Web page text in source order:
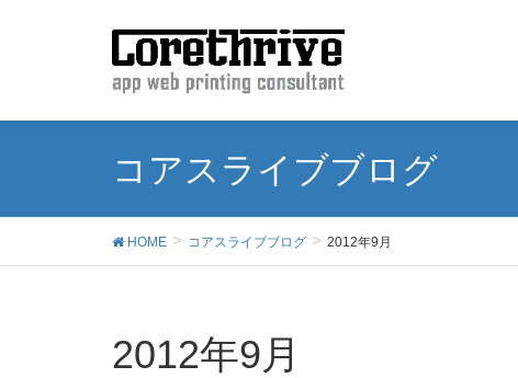
コアスライブブログ
HOME コアスライブブログ 2012年9月
2012年9月